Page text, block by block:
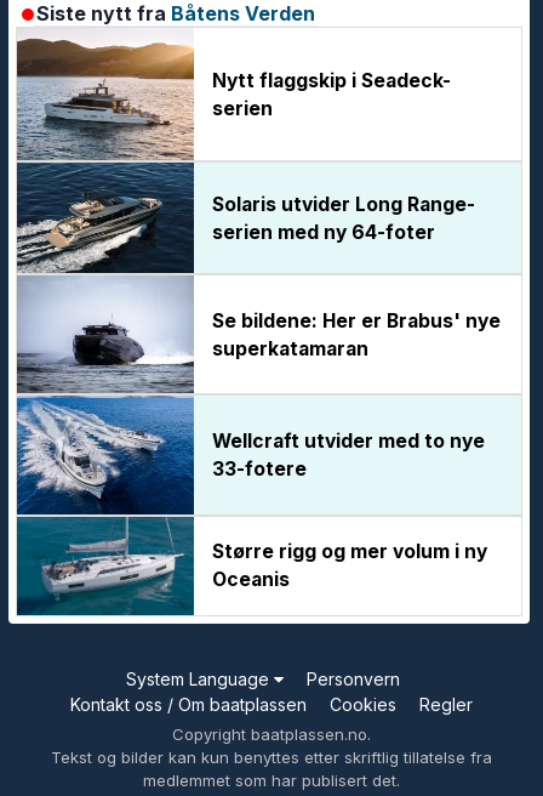
Siste nytt fra Båtens Verden
Nytt flaggskip i Seadeck-
serien
Solaris utvider Long Range-
serien med ny 64-foter
Se bildene: Her er Brabus' nye
superkatamaran
Wellcraft utvider med to nye
33-fotere
Større rigg og mer volum i ny
Oceanis
System Language
Personvern
Kontakt oss / Om baatplassen
Cookies Regler
Copyright baatplassen.no.
Tekst og bilder kan kun benyttes etter skriftlig tillatelse fra
medlemmet som har publisert det.